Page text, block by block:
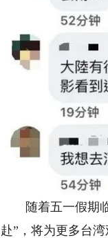
随着五一假期临
赴”，将为更多台